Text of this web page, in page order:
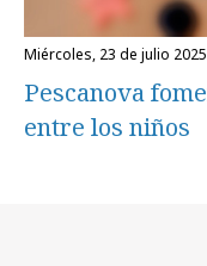
miércoles, 23 de julio 2025
Pescanova
entre los niños